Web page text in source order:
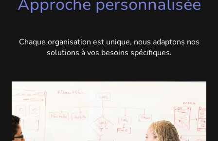
Approche personnalisée
Chaque organisation est unique, nous adaptons nos
solutions à vos besoins spécifiques.